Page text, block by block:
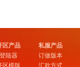
区产品
登陆器
区模版
私服产品
订做版本
汇款方式